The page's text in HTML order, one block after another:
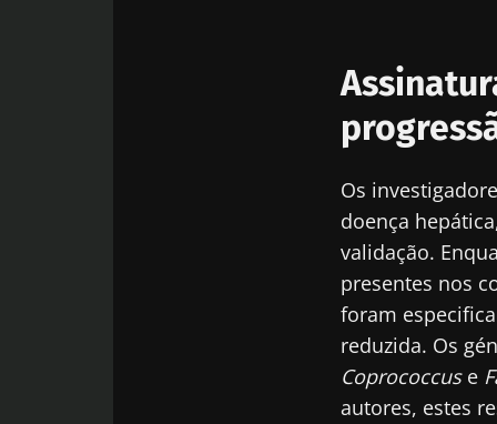
Os
doença
validação.
presentes nos
foram
reduzida. Os
Coprococcuse
autores, estes
Ficar no
Gostaria
Eu li e
Microbiota
* Campo
BMI 20-35
23/07/2026
O impacto das
microbiotas
reprodutiva